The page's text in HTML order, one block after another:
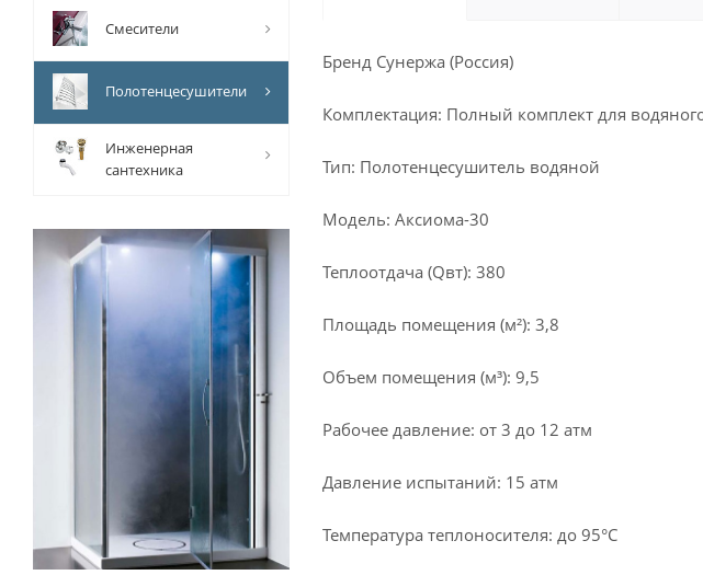
Бренд Сунержа (Россия)
Комплектация: Полный комплект для
Тип: Полотенцесушитель водяной
Модель: Аксиома-30
Теплоотдача (Qвт): 380
Площадь помещения (м²): 3,8
Объем помещения (м³): 9,5
Рабочее давление: от 3 до 12 атм
Давление испытаний: 15 атм
Температура теплоносителя: до 95°С
Смесители
Полотенцесушители
Инженерная
сантехника